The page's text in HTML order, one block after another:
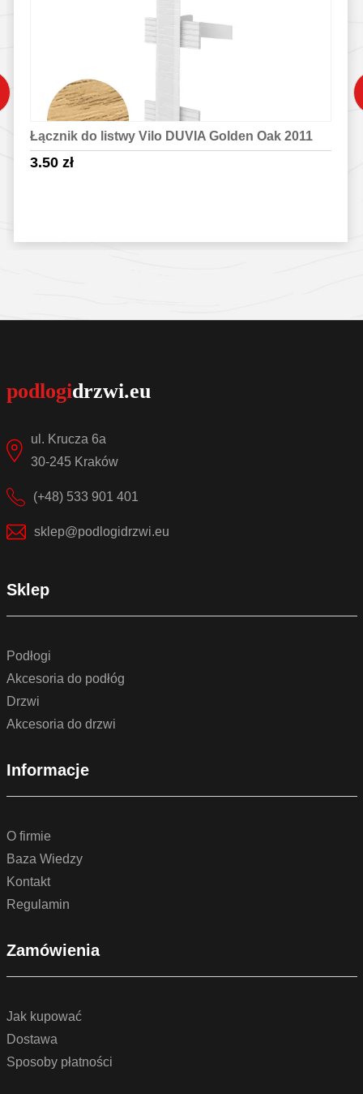
Łącznik do listwy Vilo DUVIA Golden Oak 2011
3.50 zł
ul. Krucza 6a
30-245 Kraków
(+48) 533 901 401
sklep@podlogidrzwi.eu
Sklep
Podłogi
Akcesoria do podłóg
Drzwi
Akcesoria do drzwi
Informacje
O firmie
Baza Wiedzy
Kontakt
Regulamin
Zamówienia
Jak kupować
Dostawa
Sposoby płatności